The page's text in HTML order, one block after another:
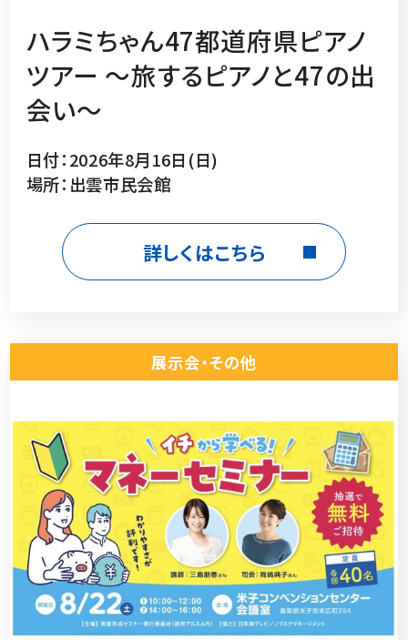
ハラミちゃん47都道府県ピアノ
ツアー 〜旅するピアノと47の出
会い〜
日付：2026年8月16日(日)
場所：出雲市民会館
詳しくはこちら
展示会・その他